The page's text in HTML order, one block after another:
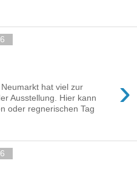
›
hat viel zur
Ausstellung. Hier kann
oder regnerischen Tag